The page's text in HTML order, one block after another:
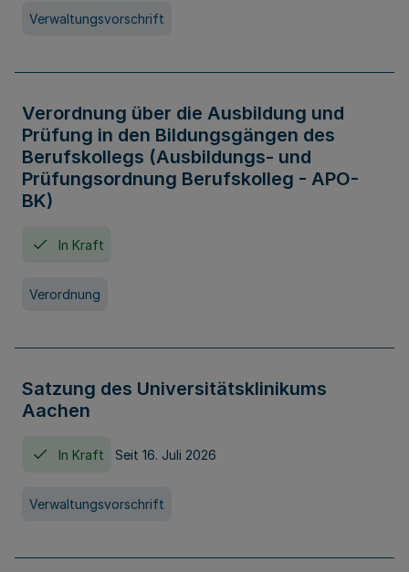
Verwaltungsvorschrift
Verordnung über die Ausbildung und
Prüfung in den Bildungsgängen des
Berufskollegs (Ausbildungs- und
Prüfungsordnung Berufskolleg - APO-
BK)
In Kraft
Verordnung
Satzung des Universitätsklinikums
Aachen
In Kraft Seit 16. Juli 2026
Verwaltungsvorschrift